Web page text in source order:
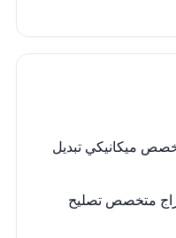
ميكانيكي تبديل
متخصص تصليح